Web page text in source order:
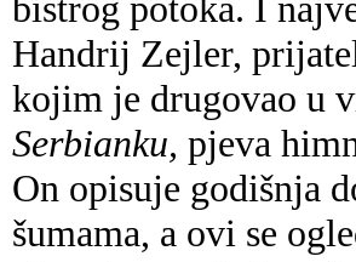
Handrij Zejler,
kojim je drugovao u
Serbianku, pjeva
On opisuje godišnja
šumama, a ovi se